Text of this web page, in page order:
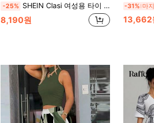
-25% SHEIN Clasi 여성용 타이 보우 블라우스 및 스트레이트 레그 팬츠 2피스 세트, 딥 브라운
8,190원
-31%
13,662